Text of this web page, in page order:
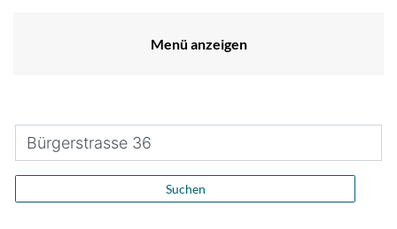
Menü anzeigen
Suchen